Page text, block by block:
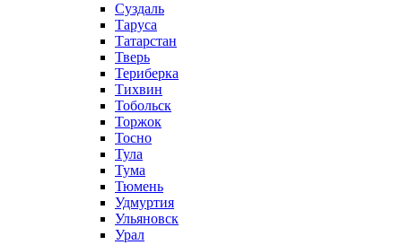
Суздаль
Таруса
Татарстан
Тверь
Териберка
Тихвин
Тобольск
Торжок
Тосно
Тула
Тума
Тюмень
Удмуртия
Ульяновск
Урал